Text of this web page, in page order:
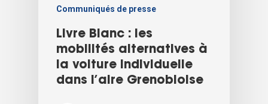
Communiqués de presse
Livre Blanc : les
mobilités alternatives à
la voiture individuelle
dans l’aire Grenobloise